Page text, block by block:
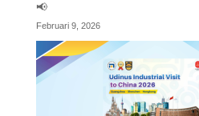
📢
Februari 9, 2026